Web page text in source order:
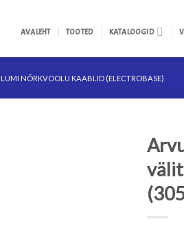
AVALEHT TOOTED KATALOOGID
LUMI NÕRKVOOLU KAABLID (ELECTROBASE)